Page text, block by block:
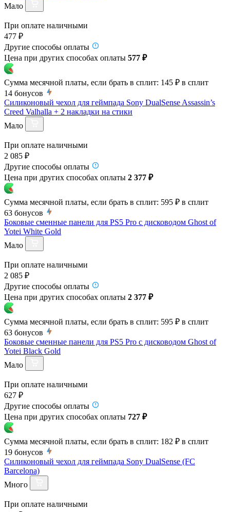
Мало
При оплате наличными
477 ₽
Другие способы оплаты
Цена при других способах оплаты 577 ₽
Сумма месячной платы, если брать в сплит: 145 ₽ в сплит
14 бонусов
Силиконовый чехол для геймпада Sony DualSense Assassin’s
Creed Valhalla + 2 накладки на стики
Мало
При оплате наличными
2 085 ₽
Другие способы оплаты
Цена при других способах оплаты 2 377 ₽
Сумма месячной платы, если брать в сплит: 595 ₽ в сплит
63 бонусов
Боковые сменные панели для PS5 Pro с дисководом Ghost of
Yotei White Gold
Мало
При оплате наличными
2 085 ₽
Другие способы оплаты
Цена при других способах оплаты 2 377 ₽
Сумма месячной платы, если брать в сплит: 595 ₽ в сплит
63 бонусов
Боковые сменные панели для PS5 Pro с дисководом Ghost of
Yotei Black Gold
Мало
При оплате наличными
627 ₽
Другие способы оплаты
Цена при других способах оплаты 727 ₽
Сумма месячной платы, если брать в сплит: 182 ₽ в сплит
19 бонусов
Силиконовый чехол для геймпада Sony DualSense (FC
Barcelona)
Много
При оплате наличными